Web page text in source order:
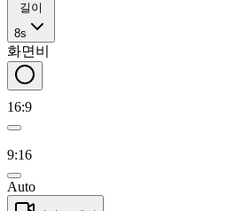
길이
8s
화면비
16:9
9:16
Auto